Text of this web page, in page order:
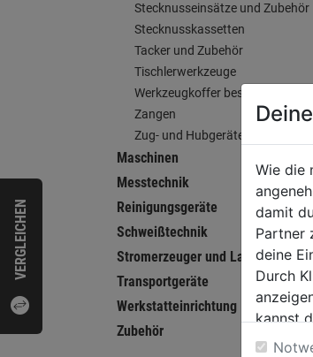
VERGLEICHEN
Stecknusseinsätze und Zubehör
Stecknusskassetten
Tacker und Zubehör
Tischlerwerkzeuge
Werkzeugkoffer bestückt
Zangen
Zug- und Hubgeräte
Maschinen
Messtechnik
Reinigungsgeräte
Schweißtechnik
Stromerzeuger und Ladegeräte
Transportgeräte
Werkstatteinrichtung
Zubehör
Wie die
damit
Partner
deine
Durch
kannst
Weitere